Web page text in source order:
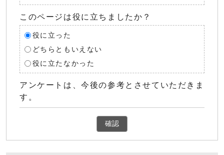
このページは役に立ちましたか？
役に立った
どちらともいえない
役に立たなかった
アンケートは、今後の参考とさせていただきま
す。
確認